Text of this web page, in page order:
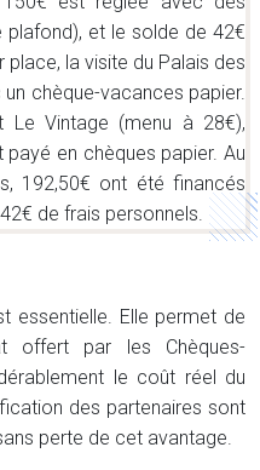
plafond), et le solde de 42€
la visite du Palais des
chèque-vacances papier.
Le Vintage (menu à 28€),
payé en chèques papier. Au
192,50€ ont été financés
de frais personnels.
essentielle. Elle permet de
offert par les Chèques-
le coût réel du
des partenaires sont
perte de cet avantage.